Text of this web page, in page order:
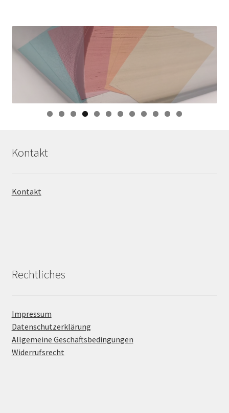
0 1 2
Kontakt
Kontakt
Rechtliches
Impressum
Datenschutzerklärung
Allgemeine Geschäftsbedingungen
Widerrufsrecht